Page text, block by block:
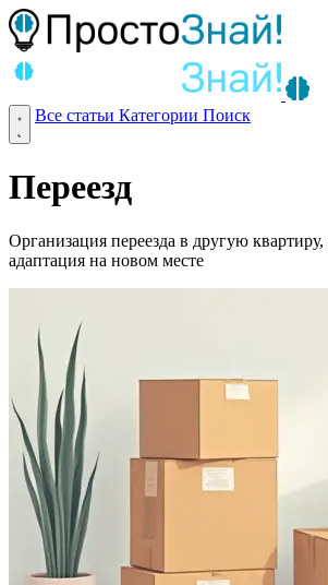
Все статьи Категории Поиск
Переезд
Организация переезда в другую квартиру,
адаптация на новом месте